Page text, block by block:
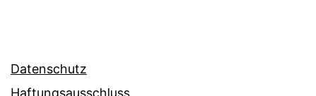
Datenschutz
Haftungsausschluss